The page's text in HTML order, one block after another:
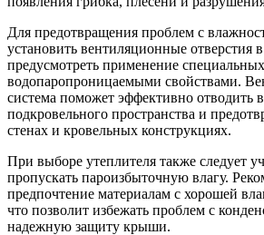
Для предотвращения проблем с
установить вентиляционные отверстия
предусмотреть применение
водопаропроницаемыми свойствами.
система поможет эффективно отводить
подкровельного пространства и
стенах и кровельных конструкциях.
При выборе утеплителя также следует
пропускать пароизбыточную влагу.
предпочтение материалам с хорошей
что позволит избежать проблем с
надежную защиту крыши.